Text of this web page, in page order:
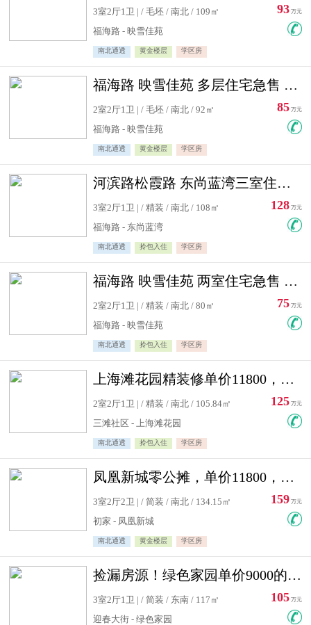
3室2厅1卫 | / 毛坯 / 南北 / 109㎡
福海路 - 映雪佳苑
南北通透 黄金楼层 学区房
93 万元
福海路 映雪佳苑 多层住宅急售 可公积金贷款
2室2厅1卫 | / 毛坯 / 南北 / 92㎡
福海路 - 映雪佳苑
南北通透 黄金楼层 学区房
85 万元
河滨路松霞路 东尚蓝湾三室住宅急售
3室2厅1卫 | / 精装 / 南北 / 108㎡
福海路 - 东尚蓝湾
南北通透 拎包入住 学区房
128 万元
福海路 映雪佳苑 两室住宅急售 可公积金贷款
2室2厅1卫 | / 精装 / 南北 / 80㎡
福海路 - 映雪佳苑
南北通透 拎包入住 学区房
75 万元
上海滩花园精装修单价11800，价格最低的两居室，无敌视野
2室2厅1卫 | / 精装 / 南北 / 105.84㎡
三滩社区 - 上海滩花园
南北通透 拎包入住 学区房
125 万元
凤凰新城零公摊，单价11800，白银楼层，一个车库另算
3室2厅2卫 | / 简装 / 南北 / 134.15㎡
初家 - 凤凰新城
南北通透 黄金楼层 学区房
159 万元
捡漏房源！绿色家园单价9000的大三居，实验小学永明双学区
3室2厅1卫 | / 简装 / 东南 / 117㎡
迎春大街 - 绿色家园
105 万元